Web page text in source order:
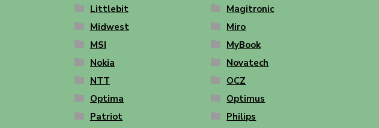
Littlebit
Magitronic
Midwest
Miro
MSI
MyBook
Nokia
Novatech
NTT
OCZ
Optima
Optimus
Patriot
Philips